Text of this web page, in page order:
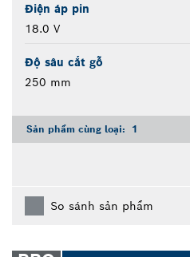
Điện áp pin
18.0 V
Độ sâu cắt gỗ
250 mm
Sản phẩm cùng loại: 1
So sánh sản phẩm